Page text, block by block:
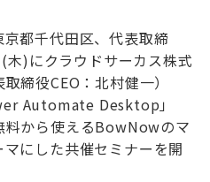
都千代田区、代表取締
)にクラウドサーカス株式
締役CEO：北村健一）
Automate Desktop」
料から使えるBowNowのマ
にした共催セミナーを開